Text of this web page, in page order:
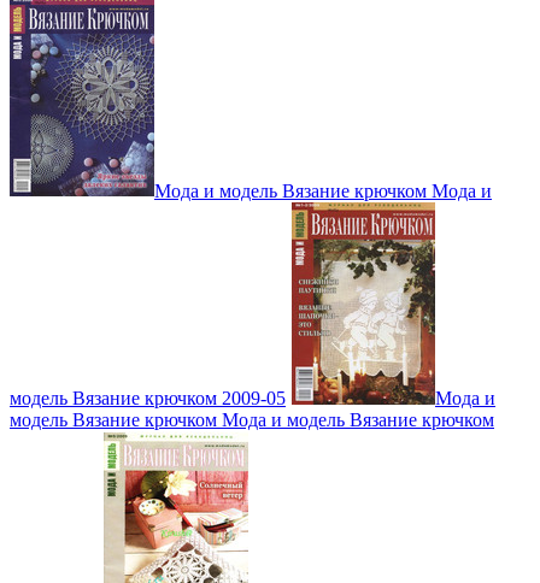
Мода и модель Вязание крючком Мода и
модель Вязание крючком 2009-05
Мода и
модель Вязание крючком Мода и модель Вязание крючком